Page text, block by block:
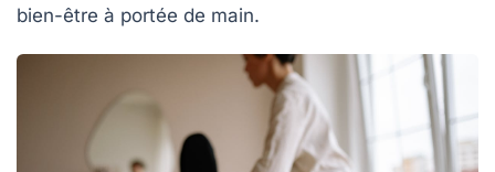
bien-être à portée de main.